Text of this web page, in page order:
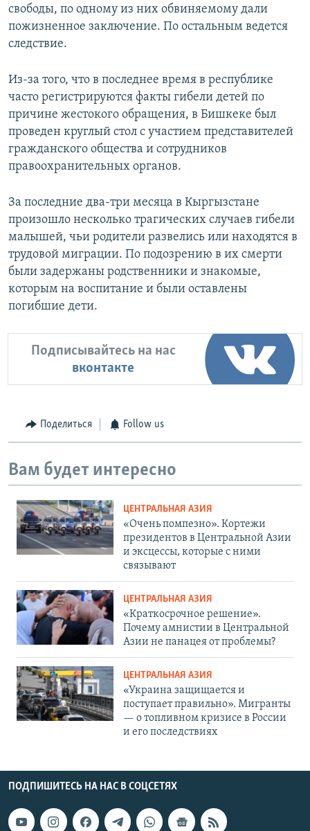
свободы, по одному из них обвиняемому дали
пожизненное заключение. По остальным ведется
следствие.
Из-за того, что в последнее время в республике
часто регистрируются факты гибели детей по
причине жестокого обращения, в Бишкеке был
проведен круглый стол с участием представителей
гражданского общества и сотрудников
правоохранительных органов.
За последние два-три месяца в Кыргызстане
произошло несколько трагических случаев гибели
малышей, чьи родители развелись или находятся в
трудовой миграции. По подозрению в их смерти
были задержаны родственники и знакомые,
которым на воспитание и были оставлены
погибшие дети.
Подписывайтесь на нас
вконтакте
Поделиться Follow us
Вам будет интересно
ЦЕНТРАЛЬНАЯ АЗИЯ
«Очень помпезно». Кортежи
президентов в Центральной Азии
и эксцессы, которые с ними
связывают
ЦЕНТРАЛЬНАЯ АЗИЯ
«Краткосрочное решение».
Почему амнистии в Центральной
Азии не панацея от проблемы?
ЦЕНТРАЛЬНАЯ АЗИЯ
«Украина защищается и
поступает правильно». Мигранты
— о топливном кризисе в России
и его последствиях
ПОДПИШИТЕСЬ НА НАС В СОЦСЕТЯХ